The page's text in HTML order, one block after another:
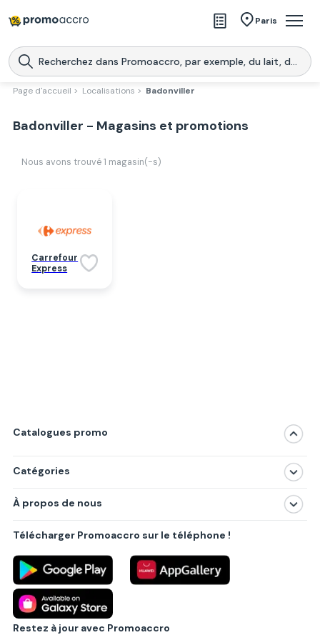
Paris
Magasins
Produits
Promoaccro
l'application
Page d'accueil > Localisations > Badonviller
Badonviller - Magasins et promotions
Nous avons trouvé 1 magasin(-s)
Carrefour
Express
Catalogues promo
Catégories
Produits
Villes principales
À propos de nous
Politique de confidentialité
Règlements
Partenariat B2B
Blog
Contact
Télécharger Promoaccro sur le téléphone !
Restez à jour avec Promoaccro